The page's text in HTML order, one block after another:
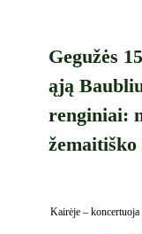
Gegužės
ąją
renginiai:
žemaitiško
Kairėje – koncertuoja